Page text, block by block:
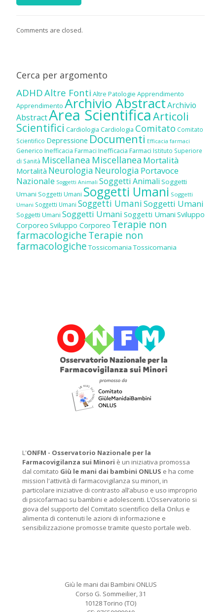
Comments are closed.
Cerca per argomento
ADHDAltre Fonti Altre Patologie Apprendimento
Apprendimento Archivio AbstractArchivio
AbstractArea ScientificaArticoli
Scientifici Cardiologia Cardiologia Comitato Comitato
Scientifico Depressione Documenti Efficacia farmaci
Generico Inefficacia Farmaci Inefficacia Farmaci Istituto Superiore
di Sanità Miscellanea Miscellanea Mortalità
Mortalità Neurologia Neurologia Portavoce
Nazionale Soggetti Animali Soggetti Animali Soggetti
Umani Soggetti Umani Soggetti Umani Soggetti
Umani Soggetti Umani Soggetti UmaniSoggetti Umani
Soggetti Umani Soggetti Umani Soggetti Umani Sviluppo
Corporeo Sviluppo Corporeo Terapie non
farmacologicheTerapie non
farmacologiche Tossicomania Tossicomania
L'ONFM - Osservatorio Nazionale per la
Farmacovigilanza sui Minori è un iniziativa promossa
dal comitato Giù le mani dai bambini ONLUS e ha come
mission l'attività di farmacovigilanza su minori, in
particolare iniziative di contrasto all’abuso e uso improprio
di psicofarmaci su bambini e adolescenti. L’Osservatorio si
giova del supporto del Comitato scientifico della Onlus e
alimenta di contenuti le azioni di informazione e
sensibilizzazione promosse tramite questo portale web.
Giù le mani dai Bambini ONLUS
Corso G. Sommeilier, 31
10128 Torino (TO)